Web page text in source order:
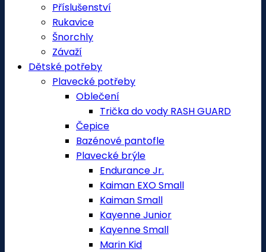
Příslušenství
Rukavice
Šnorchly
Závaží
Dětské potřeby
Plavecké potřeby
Oblečení
Trička do vody RASH GUARD
Čepice
Bazénové pantofle
Plavecké brýle
Endurance Jr.
Kaiman EXO Small
Kaiman Small
Kayenne Junior
Kayenne Small
Marin Kid